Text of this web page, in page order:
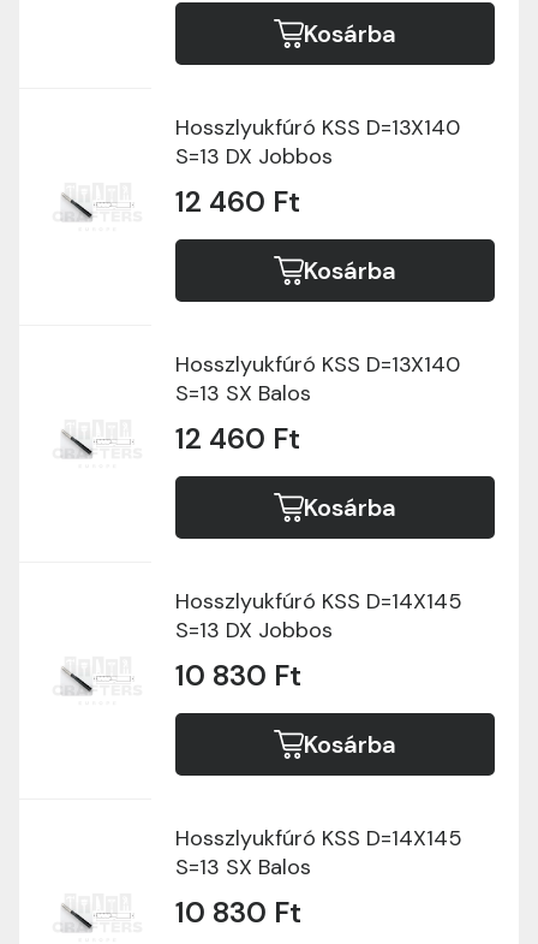
Kosárba
Hosszlyukfúró KSS D=13X140
S=13 DX Jobbos
12 460 Ft
Kosárba
Hosszlyukfúró KSS D=13X140
S=13 SX Balos
12 460 Ft
Kosárba
Hosszlyukfúró KSS D=14X145
S=13 DX Jobbos
10 830 Ft
Kosárba
Hosszlyukfúró KSS D=14X145
S=13 SX Balos
10 830 Ft